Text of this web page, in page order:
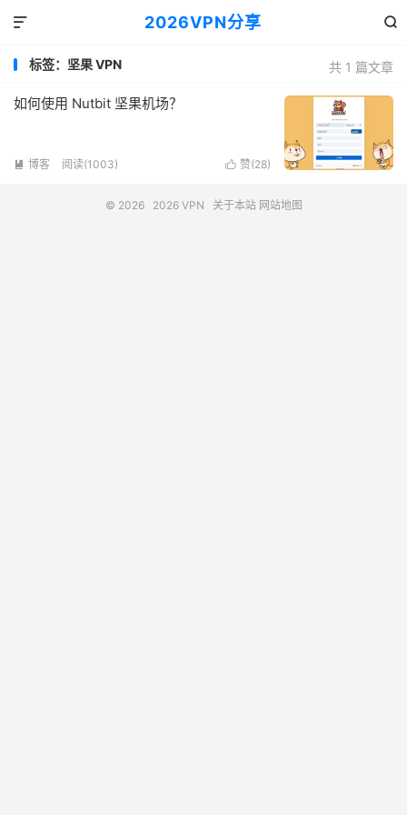
2026VPN分享 

共 1 篇文章
标签：坚果 VPN
如何使用 Nutbit 坚果机场？
 赞(28)
 博客 阅读(1003)
© 2026 2026 VPN 关于本站 网站地图